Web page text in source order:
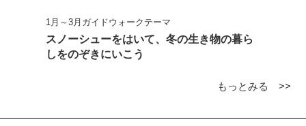
1月～3月ガイドウォークテーマ
スノーシューをはいて、冬の生き物の暮ら
しをのぞきにいこう
もっとみる >>